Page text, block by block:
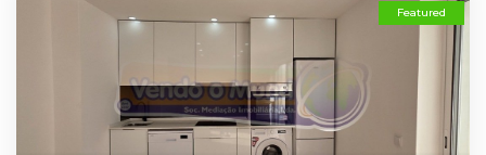
Featured